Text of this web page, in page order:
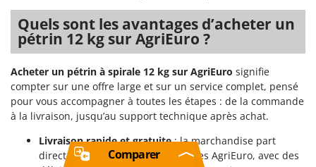
Quels sont les avantages d’acheter un
pétrin 12 kg sur AgriEuro ?
Acheter un pétrin à spirale 12 kg sur AgriEuro signifie
compter sur une offre large et sur un service complet, pensé
pour vous accompagner à toutes les étapes : de la commande
à la livraison, jusqu’au support technique après achat.
Livraison rapide et gratuite: la marchandise part
directement des centres logistiques AgriEuro, avec des
Comparer